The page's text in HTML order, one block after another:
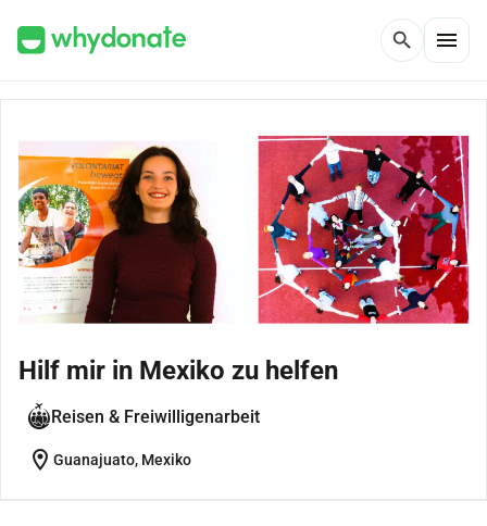
search menu
Hilf mir in Mexiko zu helfen
Reisen & Freiwilligenarbeit
location_on Guanajuato, Mexiko